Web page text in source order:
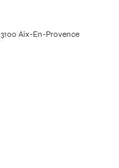
Aix-En-Provence